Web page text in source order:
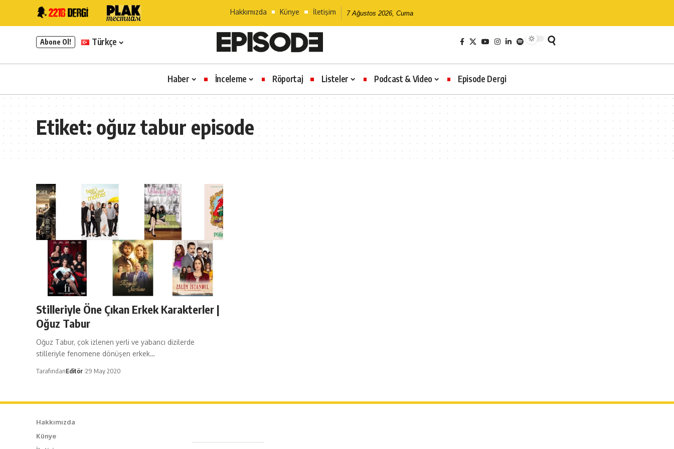
Hakkımızda Künye İletişim 7 Ağustos 2026, Cuma
Abone Ol! Türkçe
Haber İnceleme Röportaj Listeler Podcast & Video Episode Dergi
Etiket:oğuz tabur episode
Stilleriyle Öne Çıkan Erkek Karakterler |
Oğuz Tabur
Oğuz Tabur, çok izlenen yerli ve yabancı dizilerde
stilleriyle fenomene dönüşen erkek…
TarafındanEditör 29 May 2020
Hakkımızda
Künye
Caferağa Mah. Dr. Şakir Paşa Sok. No3/A Kadıköy İstanbul